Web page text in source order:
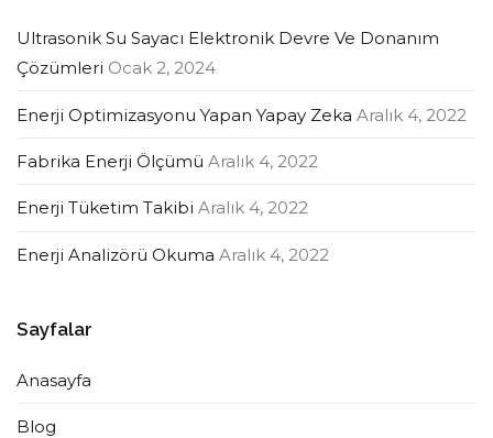
Ultrasonik Su Sayacı Elektronik Devre Ve Donanım
Çözümleri Ocak 2, 2024
Enerji Optimizasyonu Yapan Yapay Zeka Aralık 4, 2022
Fabrika Enerji Ölçümü Aralık 4, 2022
Enerji Tüketim Takibi Aralık 4, 2022
Enerji Analizörü Okuma Aralık 4, 2022
Sayfalar
Anasayfa
Blog